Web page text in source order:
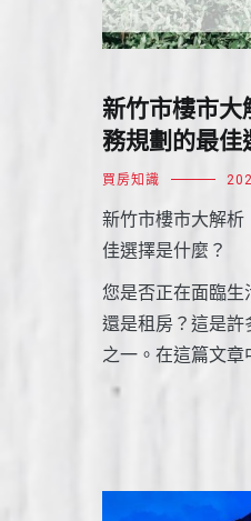
新竹市樓市
務規劃的最佳
買房知識
新竹市樓市大解析
佳選擇是什麼？
您是否正在面臨生
還是租房？這是許
之一。在這篇文章